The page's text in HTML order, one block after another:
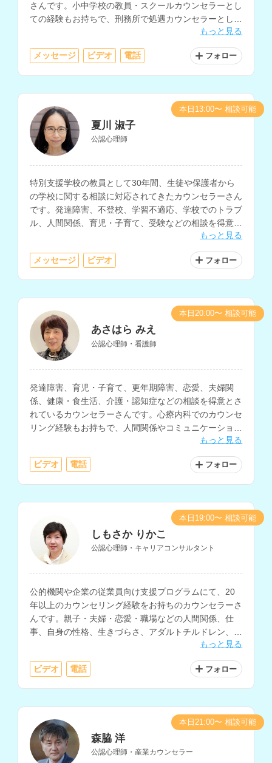
さんです。小中学校の教員・スクールカウンセラーとし
ての経験もお持ちで、刑務所で処遇カウンセラーとして
加害者の矯正教育にも関わってこられています。もっと見る
メッセージ ビデオ 電話 フォロー
夏川 淑子
公認心理師
特別支援学校の教員として30年間、生徒や保護者から
の学校に関する相談に対応されてきたカウンセラーさん
です。発達障害、不登校、学習不適応、学校でのトラブ
ル、人間関係、育児・子育て、受験などの相談を得意と
もっと見る
メッセージ ビデオ フォロー
本日13:00〜 相談可能
あさはら みえ
公認心理師・看護師
発達障害、育児・子育て、更年期障害、恋愛、夫婦関
係、健康・食生活、介護・認知症などの相談を得意とさ
れているカウンセラーさんです。心療内科でのカウンセ
リング経験もお持ちで、人間関係やコミュニケーショ
ン、働き方、生きづらさ等の相談にも対応されていま
もっと見る
ビデオ 電話 フォロー
本日20:00〜 相談可能
しもさか りかこ
公認心理師・キャリアコンサルタント
公的機関や企業の従業員向け支援プログラムにて、20
年以上のカウンセリング経験をお持ちのカウンセラーさ
んです。親子・夫婦・恋愛・職場などの人間関係、仕
事、自身の性格、生きづらさ、アダルトチルドレン、
HSP、コミュニケーションなどの相談に対応されていま
す。
もっと見る
ビデオ 電話 フォロー
本日19:00〜 相談可能
森脇 洋
公認心理師・産業カウンセラー
本日21:00〜 相談可能